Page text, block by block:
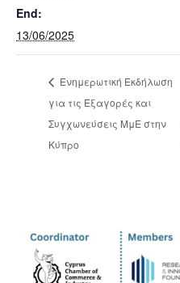
End:
13/06/2025
Ενημερωτική Εκδήλωση
για τις Εξαγορές και
Συγχωνεύσεις ΜμΕ στην
Κύπρο